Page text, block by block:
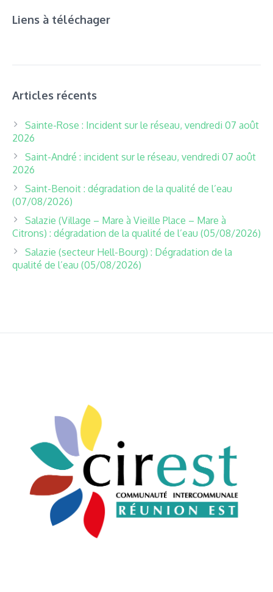
Liens à téléchager
Articles récents
Sainte-Rose : Incident sur le réseau, vendredi 07 août
2026
Saint-André : incident sur le réseau, vendredi 07 août
2026
Saint-Benoit : dégradation de la qualité de l’eau
(07/08/2026)
Salazie (Village – Mare à Vieille Place – Mare à
Citrons) : dégradation de la qualité de l’eau (05/08/2026)
Salazie (secteur Hell-Bourg) : Dégradation de la
qualité de l’eau (05/08/2026)